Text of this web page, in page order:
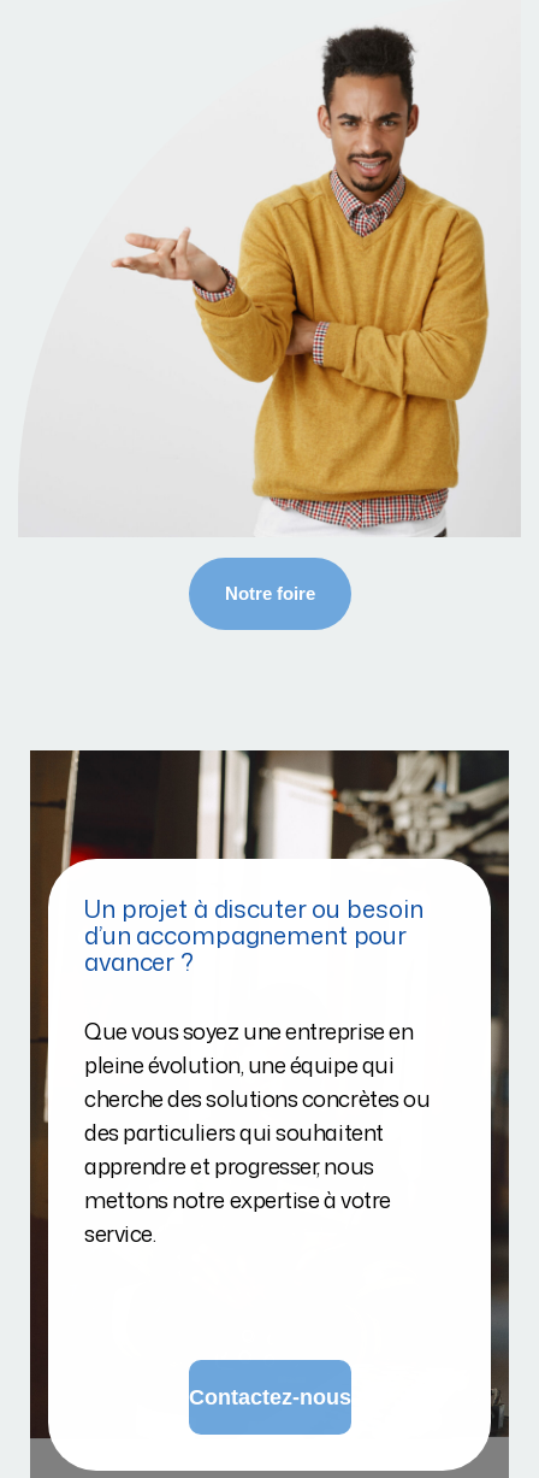
Un projet à discuter ou besoin
d’un accompagnement pour
avancer ?
Que vous soyez une entreprise en
pleine évolution, une équipe qui
cherche des solutions concrètes ou
des particuliers qui souhaitent
apprendre et progresser, nous
mettons notre expertise à votre
service.